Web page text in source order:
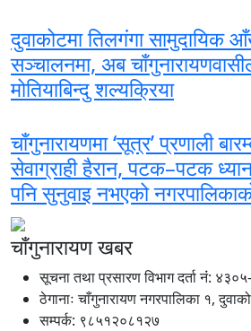
दुवाकोटमा तिलगंगा सामुदायिक
सञ्चालनमा, अब
मोतियाबिन्दु शल्यक्रिया
चाँगुनारायणमा ‘सूत्र’ प्रणाली
सेवाग्राही हैरान, पटक–पटक
पनि सुनुवाइ नभएको
चाँगुनारायण खबर
सूचना तथा प्रसारण विभाग दर्ता नंं:
ठेगानाः चाँगुनारायण नगरपालिका १,
सम्पर्क: ९८५१२०८१२७